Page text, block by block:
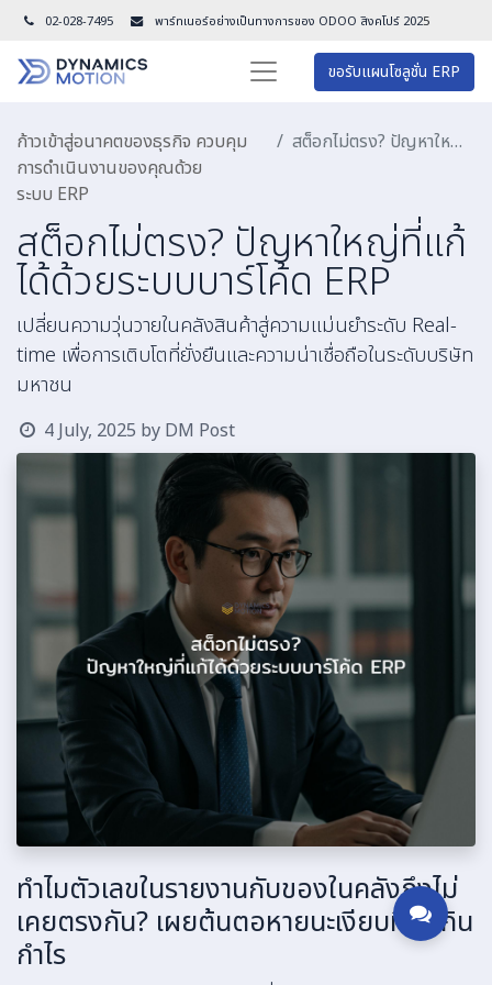
02-028-7495 พาร์ทเนอร์อย่างเป็นทางการของ ODOO สิงคโปร์ 2025
ขอรับแผนโซลูชั่น ERP
ก้าวเข้าสู่อนาคตของธุรกิจ ควบคุม
การดำเนินงานของคุณด้วย
ระบบ ERP
สต็อกไม่ตรง? ปัญหาใหญ่ที่แก้ได้ด้วยระบบบาร์โค้ด ERP
สต็อกไม่ตรง? ปัญหาใหญ่ที่แก้
ได้ด้วยระบบบาร์โค้ด ERP
เปลี่ยนความวุ่นวายในคลังสินค้าสู่ความแม่นยำระดับ Real-
time เพื่อการเติบโตที่ยั่งยืนและความน่าเชื่อถือในระดับบริษัท
มหาชน
4 July, 2025 by DM Post
ทำไมตัวเลขในรายงานกับของในคลังถึงไม่
เคยตรงกัน? เผยต้นตอหายนะเงียบที่กัดกิน
กำไร